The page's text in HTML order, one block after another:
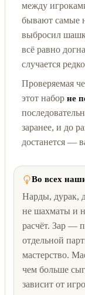
между
бывают самые
выбросил
всё равно
случается
Проверяемая
этот набор не
заранее, и до
достанется —
Во всех
Нарды, дурак,
не шахматы и
расчёт. Зар —
отдельной
мастерство.
чем больше
зависит от